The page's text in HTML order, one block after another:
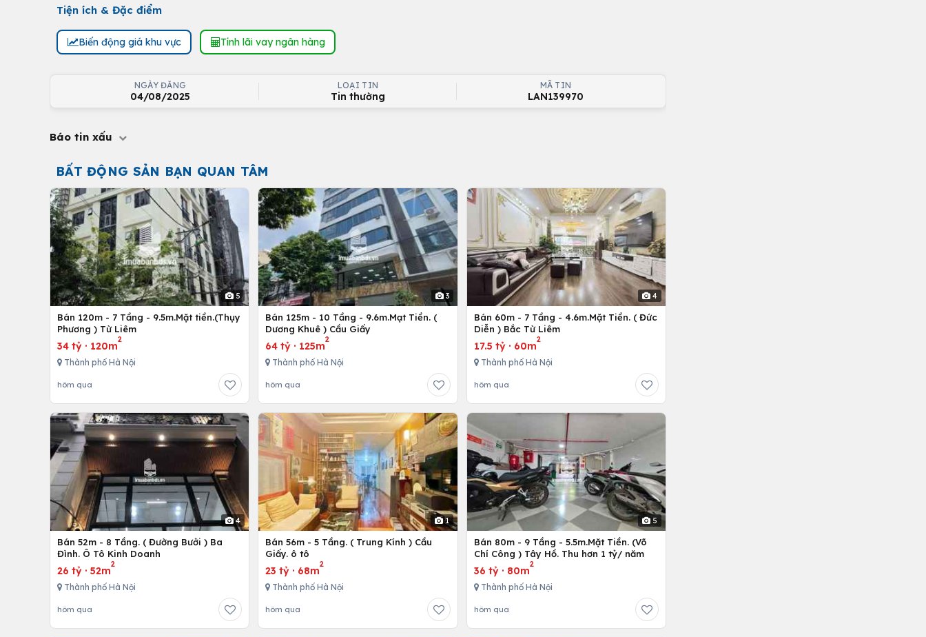
Tiện ích & Đặc điểm
Biến động giá khu vực Tính lãi vay ngân hàng
NGÀY ĐĂNG
04/08/2025
LOẠI TIN
Tin thường
MÃ TIN
LAN139970
Báo tin xấu
BẤT ĐỘNG SẢN BẠN QUAN TÂM
5
Bán 120m - 7 Tầng - 9.5m.Mặt tiền.(Thụy
Phương ) Từ Liêm
34 tỷ · 120m
2
Thành phố Hà Nội
hôm qua
3
Bán 125m - 10 Tầng - 9.6m.Mạt Tiền. (
Dương Khuê ) Cầu Giấy
64 tỷ · 125m
2
Thành phố Hà Nội
hôm qua
4
Bán 60m - 7 Tầng - 4.6m.Mặt Tiền. ( Đức
Diễn ) Bắc Từ Liêm
17.5 tỷ· 60m
2
Thành phố Hà Nội
hôm qua
4
Bán 52m - 8 Tầng. ( Đường Bưởi ) Ba
Đình. Ô Tô Kinh Doanh
26 tỷ · 52m
2
Thành phố Hà Nội
hôm qua
1
Bán 56m - 5 Tầng. ( Trung Kính ) Cầu
Giấy. ô tô
23 tỷ · 68m
2
Thành phố Hà Nội
hôm qua
5
Bán 80m - 9 Tầng - 5.5m.Mặt Tiền. (Võ
Chí Công ) Tây Hồ. Thu hơn 1 tỷ/ năm
36 tỷ· 80m
2
Thành phố Hà Nội
hôm qua